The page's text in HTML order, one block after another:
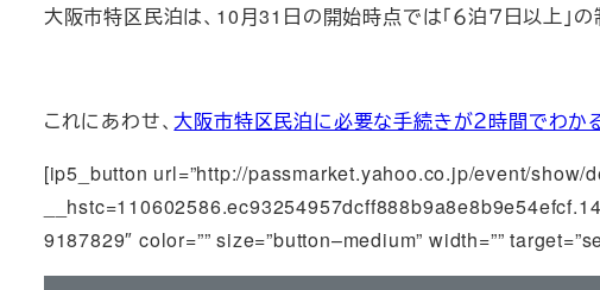
大阪市特区民泊は、10月31日の開始時点では「６泊７日以上」
これにあわせ、大阪市特区民泊に必要な手続きが２時間でわか
[ip5_button url=”http://passmarket.yahoo.co.jp/event/show/
9187829″ color=”” size=”button–medium” width=””